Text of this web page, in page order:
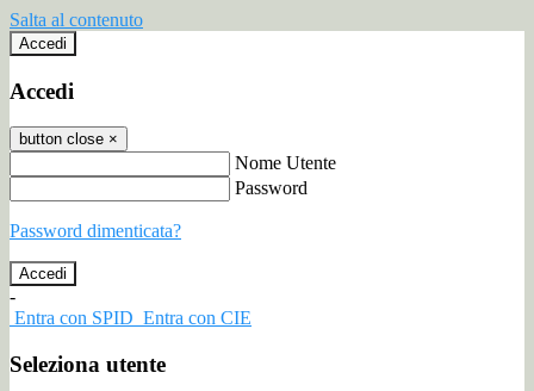
Salta al contenuto
Accedi
Accedi
button close ×
Nome Utente
Password
Password dimenticata?
-
Entra con SPID Entra con CIE
Seleziona utente